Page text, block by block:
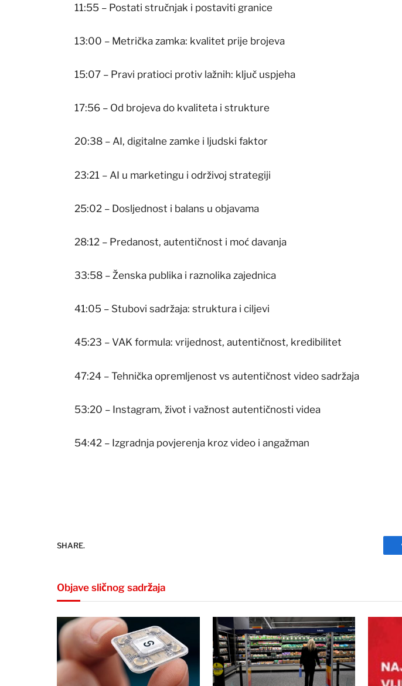
11:55 – Postati stručnjak i postaviti granice
13:00 – Metrička zamka: kvalitet prije brojeva
15:07 – Pravi pratioci protiv lažnih: ključ uspjeha
17:56 – Od brojeva do kvaliteta i strukture
20:38 – AI, digitalne zamke i ljudski faktor
23:21 – AI u marketingu i održivoj strategiji
25:02 – Dosljednost i balans u objavama
28:12 – Predanost, autentičnost i moć davanja
33:58 – Ženska publika i raznolika zajednica
41:05 – Stubovi sadržaja: struktura i ciljevi
45:23 – VAK formula: vrijednost, autentičnost, kredibilitet
47:24 – Tehnička opremljenost vs autentičnost video sadržaja
53:20 – Instagram, život i važnost autentičnosti videa
54:42 – Izgradnja povjerenja kroz video i angažman
SHARE.
Objave sličnog sadržaja